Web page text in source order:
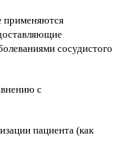
применяются
сосудистого
с
пациента (как